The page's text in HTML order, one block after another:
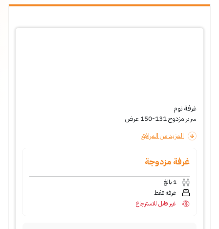
غرفة نوم
سرير مزدوج 131-150 عرض
المزيد من المرافق
غرفة مزدوجة
1 بالغ
غرفة فقط
غير قابل للاسترجاع